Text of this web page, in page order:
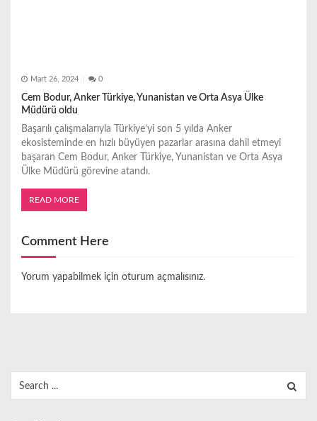
Mart 26, 2024 0
Cem Bodur, Anker Türkiye, Yunanistan ve Orta Asya Ülke
Müdürü oldu
Başarılı çalışmalarıyla Türkiye’yi son 5 yılda Anker
ekosisteminde en hızlı büyüyen pazarlar arasına dahil etmeyi
başaran Cem Bodur, Anker Türkiye, Yunanistan ve Orta Asya
Ülke Müdürü görevine atandı.
READ MORE
Comment Here
Yorum yapabilmek için oturum açmalısınız.
for: